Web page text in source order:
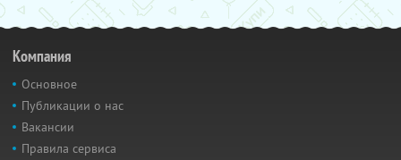
Компания
Основное
Публикации о нас
Вакансии
Правила сервиса